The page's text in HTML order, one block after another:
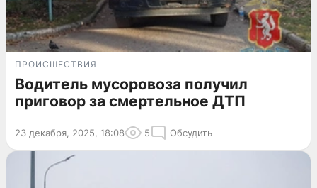
ПРОИСШЕСТВИЯ
Водитель мусоровоза получил
приговор за смертельное ДТП
23 декабря, 2025, 18:08 5 Обсудить